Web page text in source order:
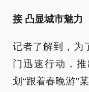
接 凸显城市魅力
记者了解到，为
门迅速行动，
划“跟着春晚游”